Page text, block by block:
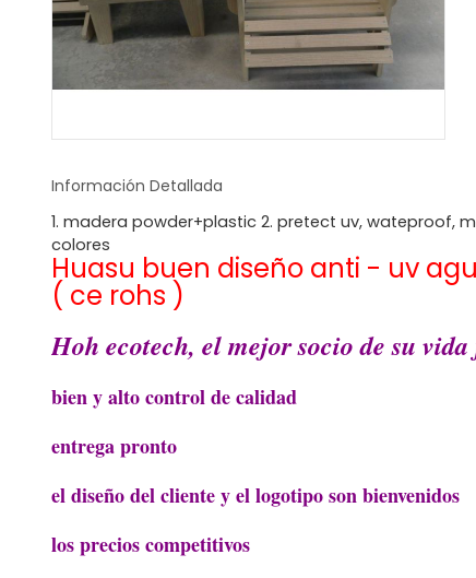
Información Detallada
1. madera powder+plastic 2. pretect uv, wateproof,
colores
Huasu buen diseño anti - uv
( ce rohs )
Hoh ecotech, el mejor socio de su
bien y alto control de calidad
entrega pronto
el diseño del cliente y el logotipo son bienvenidos
los precios competitivos